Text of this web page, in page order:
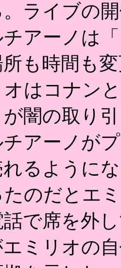
ライブの
アーノは
所も時間も
はコナン
が闇の取り
アーノが
るように
たのだとエ
話で席を外
ミリオの